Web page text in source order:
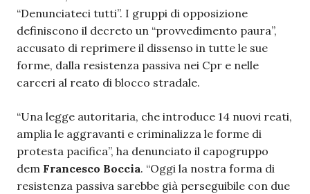
“Denunciateci tutti”. I gruppi di opposizione
definiscono il decreto un “provvedimento paura”,
accusato di reprimere il dissenso in tutte le sue
forme, dalla resistenza passiva nei Cpr e nelle
carceri al reato di blocco stradale.
“Una legge autoritaria, che introduce 14 nuovi reati,
amplia le aggravanti e criminalizza le forme di
protesta pacifica”, ha denunciato il capogruppo
dem Francesco Boccia. “Oggi la nostra forma di
resistenza passiva sarebbe già perseguibile con due